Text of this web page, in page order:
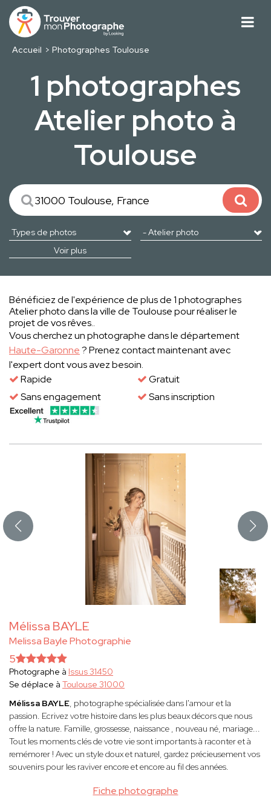
Accueil Photographes Toulouse
1 photographes
Atelier photo à
Toulouse
Voir plus
Bénéficiez de l'expérience de plus de 1 photographes
Atelier photo dans la ville de Toulouse pour réaliser le
projet de vos rêves..
Vous cherchez un photographe dans le département
Haute-Garonne? Prenez contact maintenant avec
l'expert dont vous avez besoin.
Rapide
Gratuit
Sans engagement
Sans inscription
Mélissa BAYLE
Melissa Bayle Photographie
Fiche photographe
5
Photographe à Issus 31450
Se déplace à Toulouse 31000
Mélissa BAYLE, photographe spécialisée dans l'amour et la
passion. Ecrivez votre histoire dans les plus beaux décors que nous
offre la nature. Famille, grossesse, naissance , nouveau né, mariage...
Tout les moments clés de votre vie sont importants à raconter et à
remémorer ! Avec un style doux et naturel, gardez précieusement vos
souvenirs pour les raviver encore et encore au fil des années.